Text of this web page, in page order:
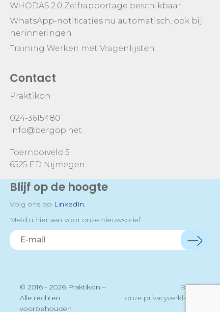
WHODAS 2.0 Zelfrapportage beschikbaar
WhatsApp-notificaties nu automatisch, ook bij
herinneringen
Training Werken met Vragenlijsten
Contact
Praktikon
024-3615480
info@bergop.net
Toernooiveld 5
6525 ED Nijmegen
Blijf op de hoogte
Volg ons op LinkedIn.
Meld u hier aan voor onze nieuwsbrief:
© 2016 - 2026 Praktikon –
Alle rechten
voorbehouden
Bekijk
onze privacyverklaring